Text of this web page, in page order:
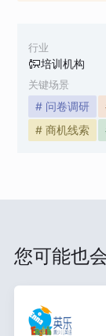
行业
培训机构
关键场景
# 问卷调研
# 商机线索
您可能也